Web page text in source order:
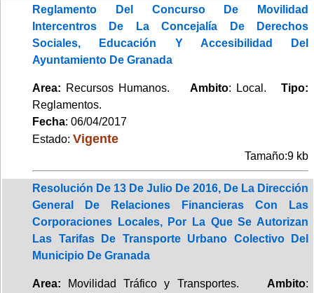
Reglamento Del Concurso De Movilidad
Intercentros De La Concejalía De Derechos
Sociales, Educación Y Accesibilidad Del
Ayuntamiento De Granada
Area: Recursos Humanos. Ambito: Local.Tipo:
Reglamentos.
Fecha: 06/04/2017
Estado: Vigente
Tamaño:9 kb
Resolución De 13 De Julio De 2016, De La Dirección
General De Relaciones Financieras Con Las
Corporaciones Locales, Por La Que Se Autorizan
Las Tarifas De Transporte Urbano Colectivo Del
Municipio De Granada
Area: Movilidad Tráfico y Transportes. Ambito: